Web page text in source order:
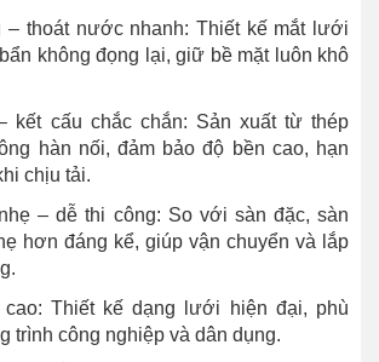
– thoát nước nhanh: Thiết kế mắt lưới
không đọng lại, giữ bề mặt luôn khô
kết cấu chắc chắn: Sản xuất từ thép
hàn nối, đảm bảo độ bền cao, hạn
chịu tải.
– dễ thi công: So với sàn đặc, sàn
hơn đáng kể, giúp vận chuyển và lắp
cao: Thiết kế dạng lưới hiện đại, phù
trình công nghiệp và dân dụng.